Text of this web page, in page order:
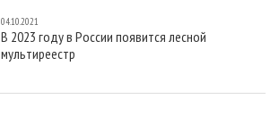
04.10.2021
В 2023 году в России появится лесной
мультиреестр